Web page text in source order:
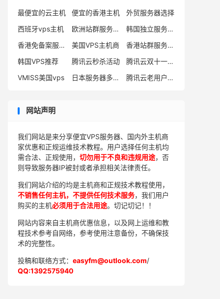
最便宜的云主机 便宜的香港主机
外贸服务器选择
西班牙vps主机
欧洲站群服务器商家推荐
韩国独立服务器有哪些
香港免备案服务器
美国VPS主机商
香港站群服务器多ip
韩国VPS推荐
腾讯云秒杀活动
腾讯云双十一活动
VMISS美国vps
日本服务器多少钱 腾讯云老用户买服务器
网站声明
我们网站是来分享便宜VPS服务器、国内外主机商
家优惠和正规运维技术教程。用户选择任何主机均
需合法、正规使用， 切勿用于不良和违规用途，否
则导致服务器IP被封或者承担相关法律责任。
我们网站介绍的均是主机商和正规技术教程使用，
不销售任何主机，不提供任何技术服务，我们用户
购买的主机必须用于合法用途。切记切记！！
网站内容来自主机商优惠信息，以及网上运维和教
程技术参考自网络，参考使用注意备份，不确保技
术的完整性。
投稿和联络方式： easyfm@outlook.com/
QQ:1392575940